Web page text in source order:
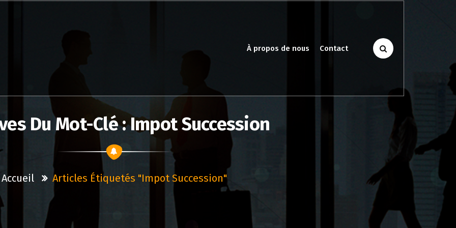
À propos de nous Contact
Du Mot-Clé : Impot Succession
Accueil Articles Étiquetés "impot Succession"